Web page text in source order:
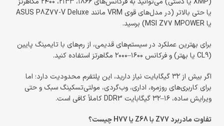
یا حتی بالاتر (در مدل‌های قوی VRM مانند ASUS P8Z77-V Deluxe
یا MSI Z77 MPOWER) برسید.
برای بهترین عملکرد در سیستم‌های قدیمی، از رم‌های با تایمینگ پایین
(CL9 یا بهتر) و فرکانس ۱۶۰۰–۲۰۰۰ مگاهرتز استفاده کنید.
اگر بیش از ۳۲ گیگابایت نیاز دارید، این پلتفرم محدودیت دارد؛ اما
برای کاربری‌های روزمره، اداری، وب‌گردی، مولتی‌تسکینگ سبک و حتی
ویرایش ساده، ۱۶–۳۲ گیگابایت DDR3 کاملاً کافی است.
تفاوت مادربرد Z77 با Z68 یا H77 چیست؟